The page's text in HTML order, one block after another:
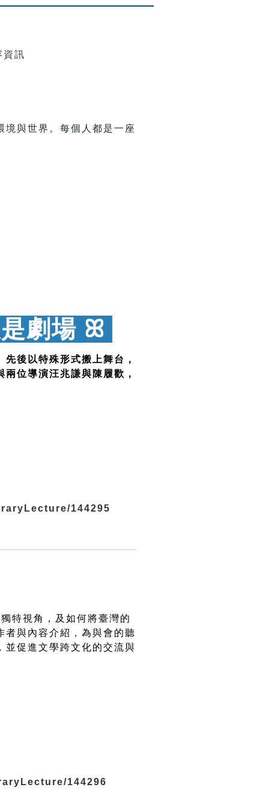
與世界。每個人都是一座
劇場 ꕤ
後以特殊形式搬上舞台，
位導演汪兆謙與陳履歡，
144295
特視角，及如何將臺灣的
者與內容介紹，為與會的聽
並促進文學跨文化的交流與
144296